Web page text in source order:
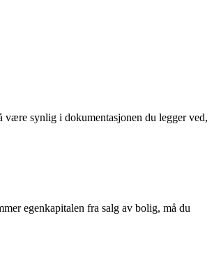
være synlig i dokumentasjonen du legger ved,
egenkapitalen fra salg av bolig, må du